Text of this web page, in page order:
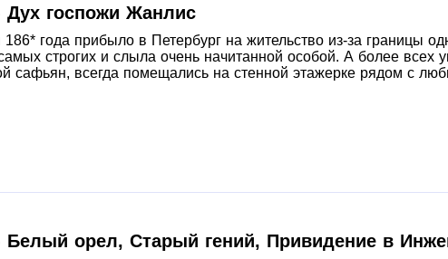
Дух госпожи Жанлис
года прибыло в Петербург на жительство из-за границы
строгих и слыла очень начитанной особой. А более
сафьян, всегда помещались на стенной этажерке рядом с
Белый орел, Старый гений, Привидение в